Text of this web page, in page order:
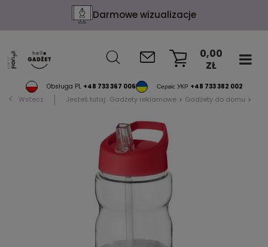
Darmowe wizualizacje
Obsługa PL +48 733 367 006 Сервіс УКР +48 733 382 002
0,00
ZŁ
Wstecz Jesteś tutaj: Gadżety reklamowe Gadżety do domu